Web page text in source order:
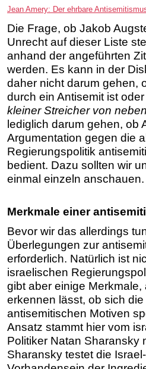
Jean Amery: Der ehrbare
Die Frage, ob Jakob
Unrecht auf dieser Liste
anhand der angeführten
werden. Es kann in der
daher nicht darum gehen,
durch ein Antisemit ist
kleiner Streicher von
lediglich darum gehen, ob
Argumentation gegen die
Regierungspolitik
bedient. Dazu sollten wir
einmal einzeln anschauen.
Merkmale einer
Bevor wir das allerdings
Überlegungen zur
erforderlich. Natürlich ist
israelischen
gibt aber einige
erkennen lässt, ob sich
antisemitischen Motiven
Ansatz stammt hier vom
Politiker Natan Sharansky
Sharansky testet die